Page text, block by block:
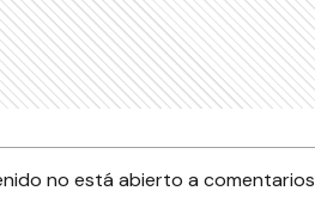
no está abierto a comentarios